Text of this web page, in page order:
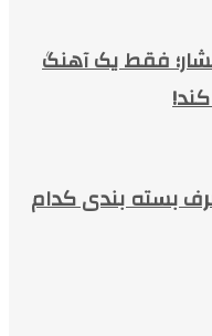
فقط یک آهنگ
بسته بندی کدام